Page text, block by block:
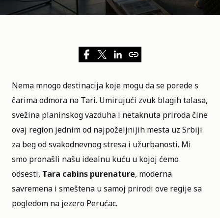
Nema mnogo destinacija koje mogu da se porede s
čarima odmora na Tari. Umirujući zvuk blagih talasa,
svežina planinskog vazduha i netaknuta priroda čine
ovaj region jednim od najpoželjnijih mesta uz Srbiji
za beg od svakodnevnog stresa i užurbanosti. Mi
smo pronašli našu idealnu kuću u kojoj ćemo
odsesti, Tara cabins purenature, moderna
savremena i smeštena u samoj prirodi ove regije sa
pogledom na jezero Perućac.